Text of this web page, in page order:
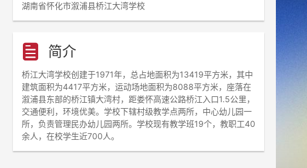
湖南省怀化市溆浦县桥江大湾学校
简介
桥江大湾学校创建于1971年，总占地面积为13419平方米，其中
建筑面积为4417平方米，运动场地面积为8088平方米，座落在
溆浦县东部的桥江镇大湾村，距娄怀高速公路桥江入口1.5公里，
交通便利，环境优美。学校下辖村级教学点两所，中心幼儿园一
所，负责管理民办幼儿园两所。学校现有教学班19个，教职工40
余人，在校学生近700人。